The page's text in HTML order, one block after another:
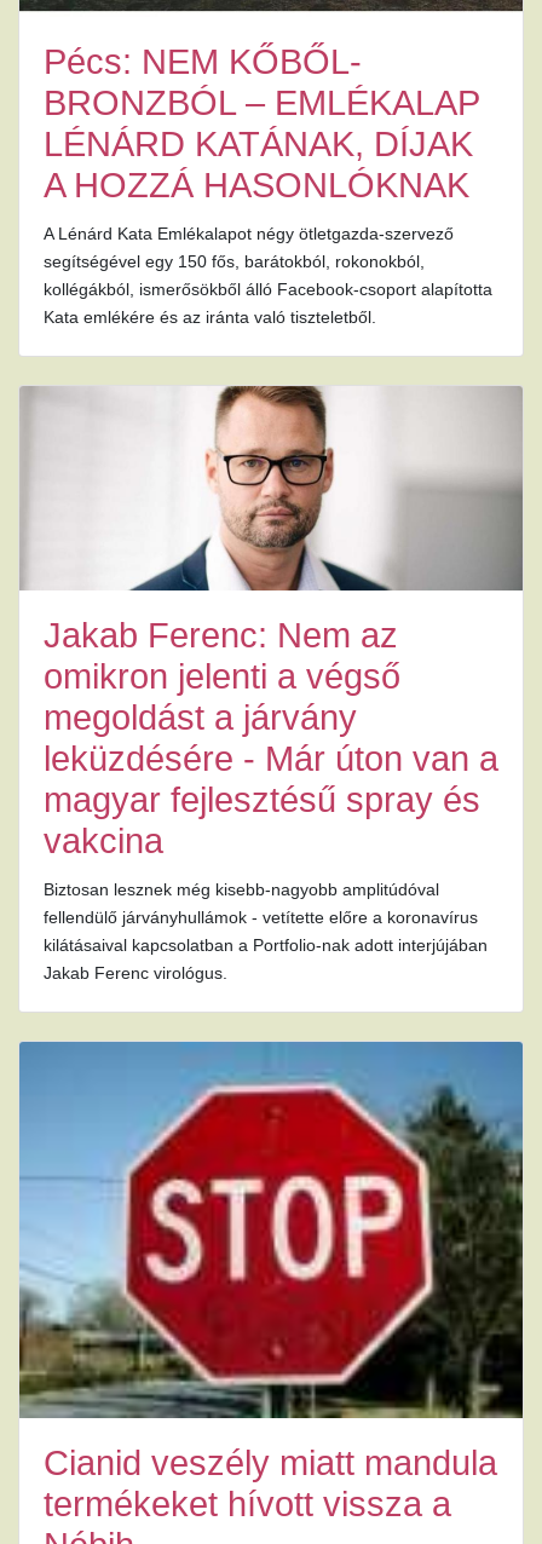
Pécs: NEM KŐBŐL-
BRONZBÓL – EMLÉKALAP
LÉNÁRD KATÁNAK, DÍJAK
A HOZZÁ HASONLÓKNAK
A Lénárd Kata Emlékalapot négy ötletgazda-szervező
segítségével egy 150 fős, barátokból, rokonokból,
kollégákból, ismerősökből álló Facebook-csoport alapította
Kata emlékére és az iránta való tiszteletből.
Jakab Ferenc: Nem az
omikron jelenti a végső
megoldást a járvány
leküzdésére - Már úton van a
magyar fejlesztésű spray és
vakcina
Biztosan lesznek még kisebb-nagyobb amplitúdóval
fellendülő járványhullámok - vetítette előre a koronavírus
kilátásaival kapcsolatban a Portfolio-nak adott interjújában
Jakab Ferenc virológus.
Cianid veszély miatt mandula
termékeket hívott vissza a